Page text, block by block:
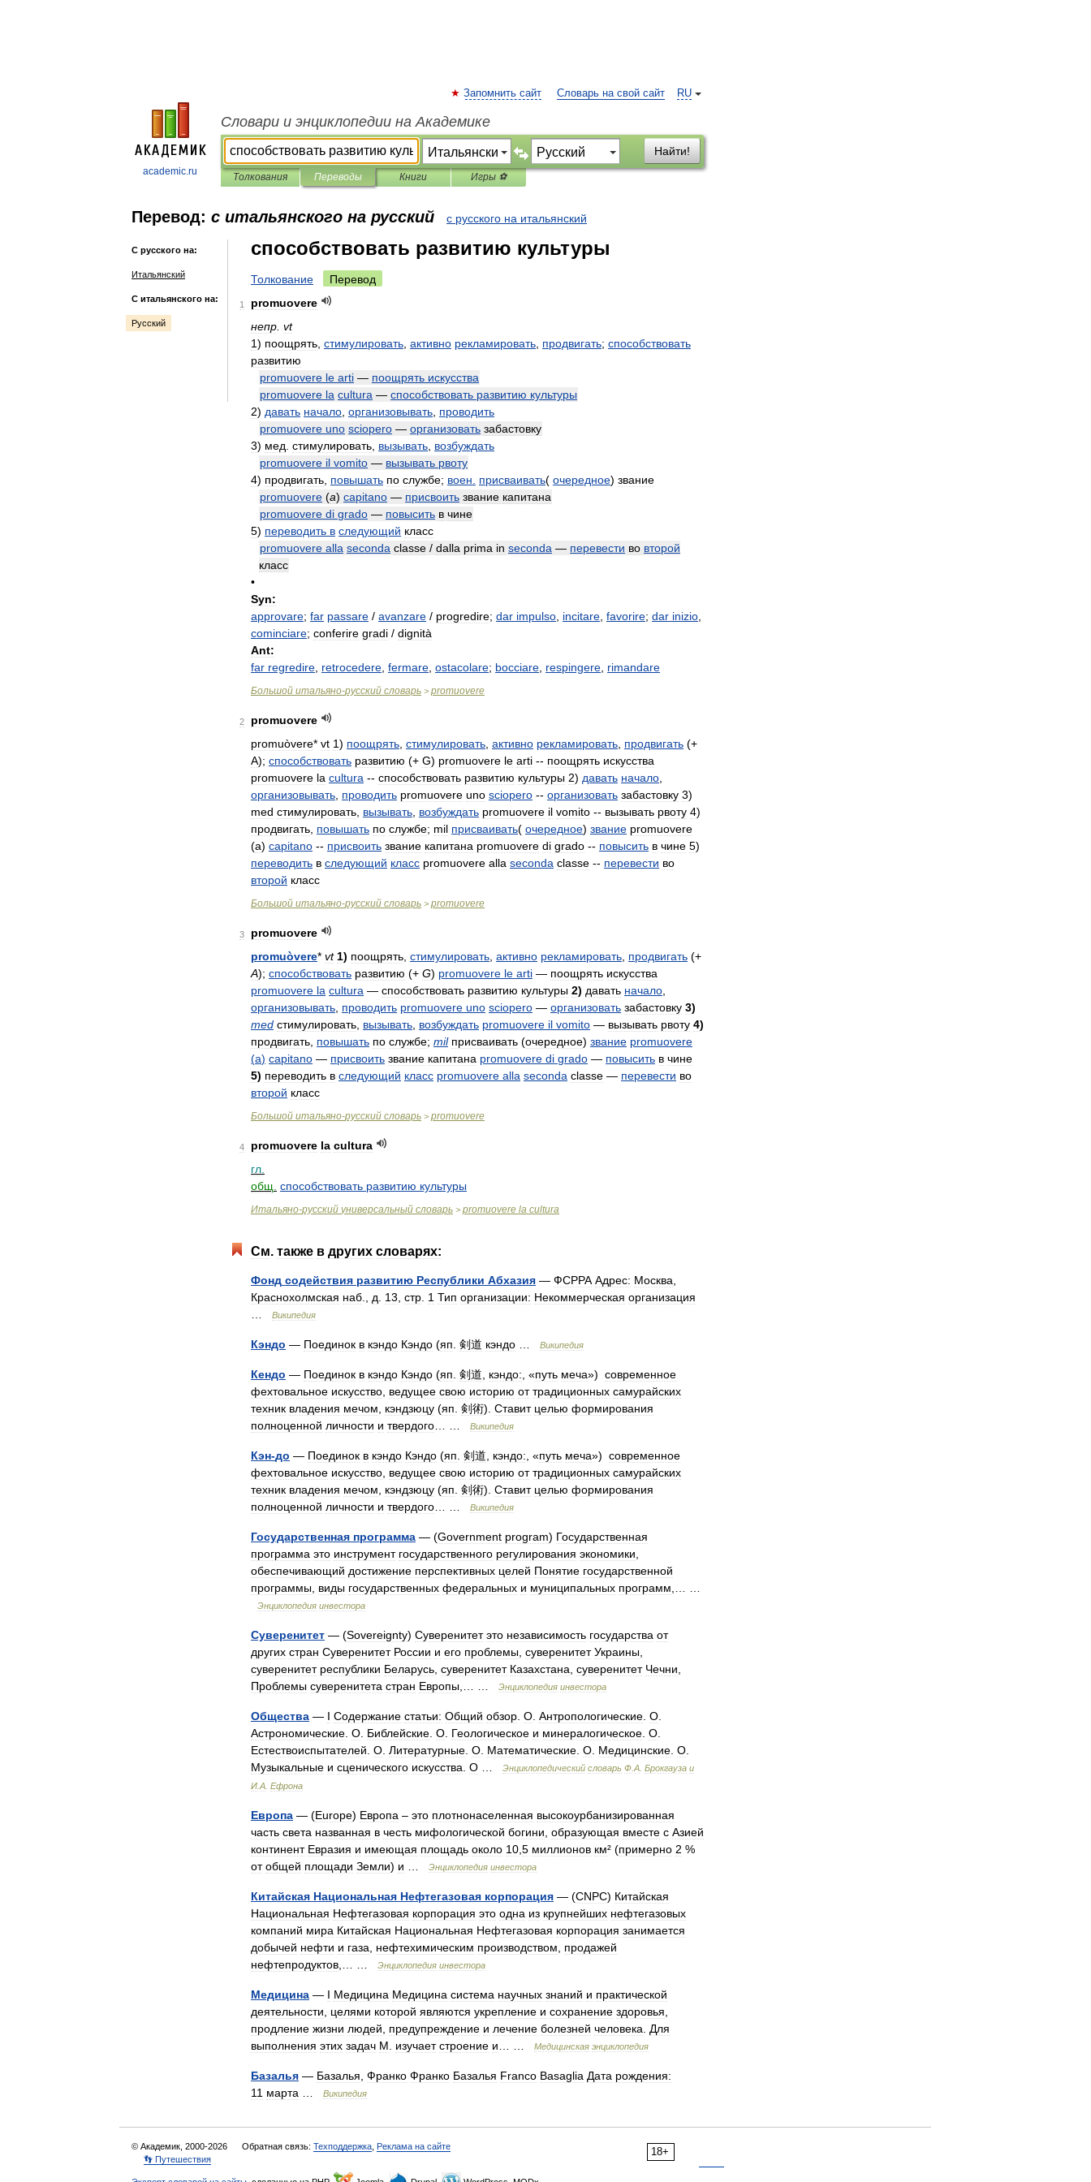
academic.ru
RU
Запомнить сайт Словарь на свой сайт
Словари и энциклопедии на Академике
Найти!
Толкования Переводы Книги Игры ⚽
Перевод: с итальянского на русский с русского на итальянский
С русского на:
Итальянский
С итальянского на:
Русский
способствовать развитию культуры
Толкование Перевод
1
promuovere
непр vt
1) поощрять стимулировать активно рекламировать продвигать; способствовать
развитию
promuovere le arti — поощрять искусства
promuovere la cultura — способствовать развитию культуры
2) давать начало организовывать проводить
promuovere uno sciopero — организовать забастовку
3) мед стимулировать вызывать возбуждать
promuovere il vomito — вызывать рвоту
4) продвигать повышать по службе; воен присваивать( очередное) звание
promuovere (a) capitano — присвоить звание капитана
promuovere di grado — повысить в чине
5) переводить в следующий класс
promuovere alla seconda classe / dalla prima in seconda — перевести во второй
класс
•
Syn:
approvare; far passare / avanzare / progredire; dar impulso incitare favorire; dar inizio
cominciare; conferire gradi / dignità
Ant:
far regredire retrocedere fermare ostacolare; bocciare respingere rimandare
Большой итальяно-русский словарь > promuovere
2
promuovere
promuòvere* vt 1) поощрять стимулировать активно рекламировать продвигать (+
A); способствовать развитию (+ G) promuovere le arti -- поощрять искусства
promuovere la cultura -- способствовать развитию культуры 2) давать начало
организовывать проводить promuovere uno sciopero -- организовать забастовку 3)
med стимулировать вызывать возбуждать promuovere il vomito -- вызывать рвоту 4)
продвигать повышать по службе; mil присваивать( очередное) звание promuovere
(a) capitano -- присвоить звание капитана promuovere di grado -- повысить в чине 5)
переводить в следующий класс promuovere alla seconda classe -- перевести во
второй класс
Большой итальяно-русский словарь > promuovere
3
promuovere
promuòvere* vt 1) поощрять стимулировать активно рекламировать продвигать (+
A); способствовать развитию (+ G) promuovere le arti — поощрять искусства
promuovere la cultura — способствовать развитию культуры 2) давать начало
организовывать проводить promuovere uno sciopero — организовать забастовку 3)
med стимулировать вызывать возбуждать promuovere il vomito — вызывать рвоту 4)
продвигать повышать по службе; mil присваивать (очередное) звание promuovere
(a) capitano — присвоить звание капитана promuovere di grado — повысить в чине
5) переводить в следующий класс promuovere alla seconda classe — перевести во
второй класс
Большой итальяно-русский словарь > promuovere
4 promuovere la cultura
гл
общ способствовать развитию культуры
Итальяно-русский универсальный словарь > promuovere la cultura
См. также в других словарях:
Фонд содействия развитию Республики Абхазия — ФСРРА Адрес: Москва
Краснохолмская наб д 13 стр 1 Тип организации: Некоммерческая организация
Википедия
Кэндо — Поединок в кэндо Кэндо (яп 剣道 кэндо Википедия
Кендо — Поединок в кэндо Кэндо (яп 剣道 кэндо: , «путь меча») современное
фехтовальное искусство ведущее свою историю от традиционных самурайских
техник владения мечом кэндзюцу (яп 剣術). Ставит целью формирования
полноценной личности и твердого Википедия
Кэн-до — Поединок в кэндо Кэндо (яп 剣道 кэндо: , «путь меча») современное
фехтовальное искусство ведущее свою историю от традиционных самурайских
техник владения мечом кэндзюцу (яп 剣術). Ставит целью формирования
полноценной личности и твердого Википедия
Государственная программа — (Government program) Государственная
программа это инструмент государственного регулирования экономики
обеспечивающий достижение перспективных целей Понятие государственной
программы виды государственных федеральных и муниципальных программ
Энциклопедия инвестора
Суверенитет — (Sovereignty) Суверенитет это независимость государства от
других стран Суверенитет России и его проблемы суверенитет Украины
суверенитет республики Беларусь суверенитет Казахстана суверенитет Чечни
Проблемы суверенитета стран Европы Энциклопедия инвестора
Общества — I Содержание статьи: Общий обзор О Антропологические О
Астрономические О Библейские О Геологическое и минералогическое О
Естествоиспытателей О Литературные О Математические О Медицинские О
Музыкальные и сценического искусства О Энциклопедический словарь Ф А Брокгауза и
И А Ефрона
Европа — (Europe) Европа – это плотнонаселенная высокоурбанизированная
часть света названная в честь мифологической богини образующая вместе с Азией
континент Евразия и имеющая площадь около 10 5 миллионов км² (примерно 2 %
от общей площади Земли) и Энциклопедия инвестора
Китайская Национальная Нефтегазовая корпорация — (CNPC) Китайская
Национальная Нефтегазовая корпорация это одна из крупнейших нефтегазовых
компаний мира Китайская Национальная Нефтегазовая корпорация занимается
добычей нефти и газа нефтехимическим производством
продажей
нефтепродуктов
Энциклопедия инвестора
Медицина — I Медицина Медицина система научных знаний и практической
деятельности
целями которой являются укрепление и сохранение здоровья
продление жизни людей предупреждение и лечение болезней человека
Для
выполнения этих задач М изучает строение и Медицинская энциклопедия
Базалья — Базалья Франко Франко Базалья Franco Basaglia Дата рождения:
11 марта Википедия
18+
© Академик, 2000-2026 Обратная связь: Техподдержка Реклама на сайте
👣 Путешествия